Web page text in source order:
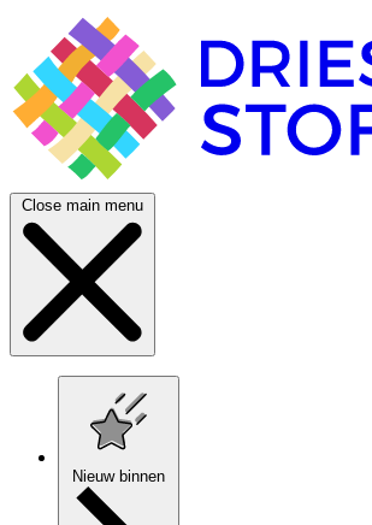
Close main menu
Nieuw binnen